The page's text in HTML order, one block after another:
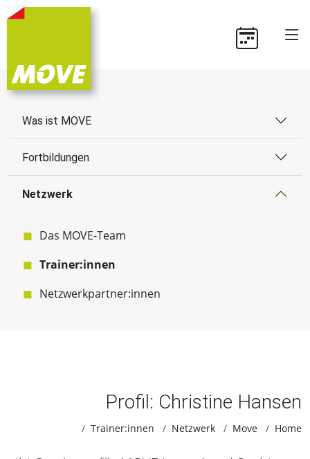
Was ist MOVE
Fortbildungen
Netzwerk
Das MOVE-Team
Trainer:innen
Netzwerkpartner:innen
Profil: Christine Hansen
Trainer:innen Netzwerk Move Home